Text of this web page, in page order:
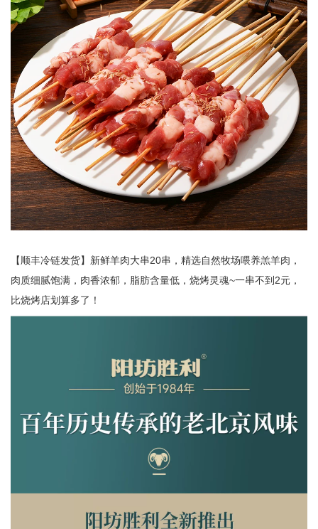
【顺丰冷链发货】新鲜羊肉大串20串，精选自然牧场喂养羔羊肉，
肉质细腻饱满，肉香浓郁，脂肪含量低，烧烤灵魂~一串不到2元，
比烧烤店划算多了！